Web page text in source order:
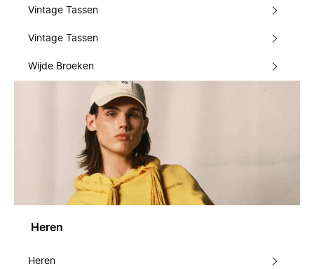
Vintage Tassen
Vintage Tassen
Wijde Broeken
Heren
Heren